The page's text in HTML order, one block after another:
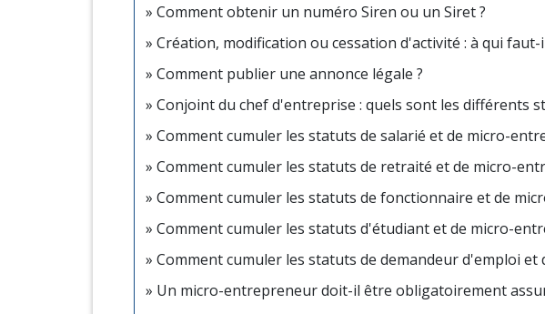
Comment obtenir un numéro Siren ou un Siret ?
Création, modification ou cessation d'activité : à qui faut-
Comment publier une annonce légale ?
Conjoint du chef d'entreprise : quels sont les différents
Comment cumuler les statuts de salarié et de micro-
Comment cumuler les statuts de retraité et de micro-
Comment cumuler les statuts de fonctionnaire et de
Comment cumuler les statuts d'étudiant et de micro-
Comment cumuler les statuts de demandeur d'emploi
Un micro-entrepreneur doit-il être obligatoirement